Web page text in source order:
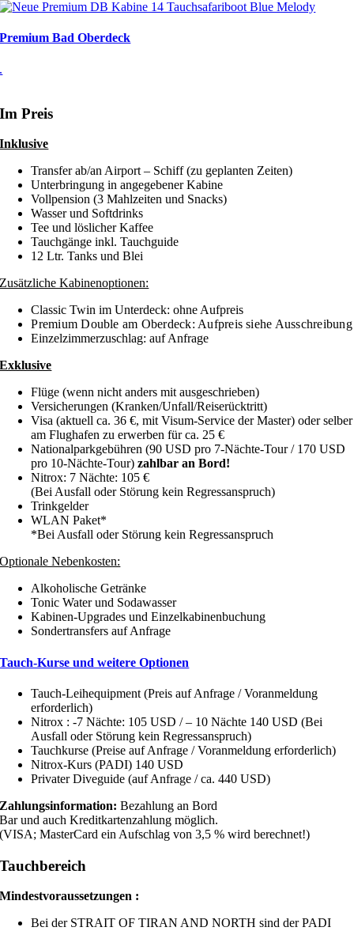
Premium Bad Oberdeck
.
Im Preis
Inklusive
Transfer ab/an Airport – Schiff (zu geplanten Zeiten)
Unterbringung in angegebener Kabine
Vollpension (3 Mahlzeiten und Snacks)
Wasser und Softdrinks
Tee und löslicher Kaffee
Tauchgänge inkl. Tauchguide
12 Ltr. Tanks und Blei
Zusätzliche Kabinenoptionen:
Classic Twin im Unterdeck: ohne Aufpreis
Premium Double am Oberdeck: Aufpreis siehe Ausschreibung
Einzelzimmerzuschlag: auf Anfrage
Exklusive
Flüge (wenn nicht anders mit ausgeschrieben)
Versicherungen (Kranken/Unfall/Reiserücktritt)
Visa (aktuell ca. 36 €, mit Visum-Service der Master) oder selber
am Flughafen zu erwerben für ca. 25 €
Nationalparkgebühren (90 USD pro 7-Nächte-Tour / 170 USD
pro 10-Nächte-Tour)zahlbar an Bord!
Nitrox: 7 Nächte: 105 €
(Bei Ausfall oder Störung kein Regressanspruch)
Trinkgelder
WLAN Paket*
*Bei Ausfall oder Störung kein Regressanspruch
Optionale Nebenkosten:
Alkoholische Getränke
Tonic Water und Sodawasser
Kabinen-Upgrades und Einzelkabinenbuchung
Sondertransfers auf Anfrage
Tauch-Kurse und weitere Optionen
Tauch-Leihequipment (Preis auf Anfrage / Voranmeldung
erforderlich)
Nitrox : -7 Nächte: 105 USD / – 10 Nächte 140 USD (Bei
Ausfall oder Störung kein Regressanspruch)
Tauchkurse (Preise auf Anfrage / Voranmeldung erforderlich)
Nitrox-Kurs (PADI) 140 USD
Privater Diveguide (auf Anfrage / ca. 440 USD)
Zahlungsinformation:Bezahlung an Bord
Bar und auch Kreditkartenzahlung möglich.
(VISA; MasterCard ein Aufschlag von 3,5 % wird berechnet!)
Tauchbereich
Mindestvoraussetzungen :
Bei der STRAIT OF TIRAN AND NORTH sind der PADI